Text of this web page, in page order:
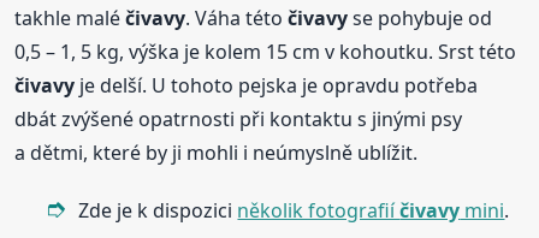
takhle maléčivavy. Váha tétočivavyse pohybuje od
0,5 – 1, 5 kg, výška je kolem 15 cm v kohoutku. Srst této
čivavy je delší. U tohoto pejska je opravdu potřeba
dbát zvýšené opatrnosti při kontaktu s jinými psy
a dětmi, které by ji mohli i neúmyslně ublížit.
Zde je k dispozici několik fotografiíčivavy mini.